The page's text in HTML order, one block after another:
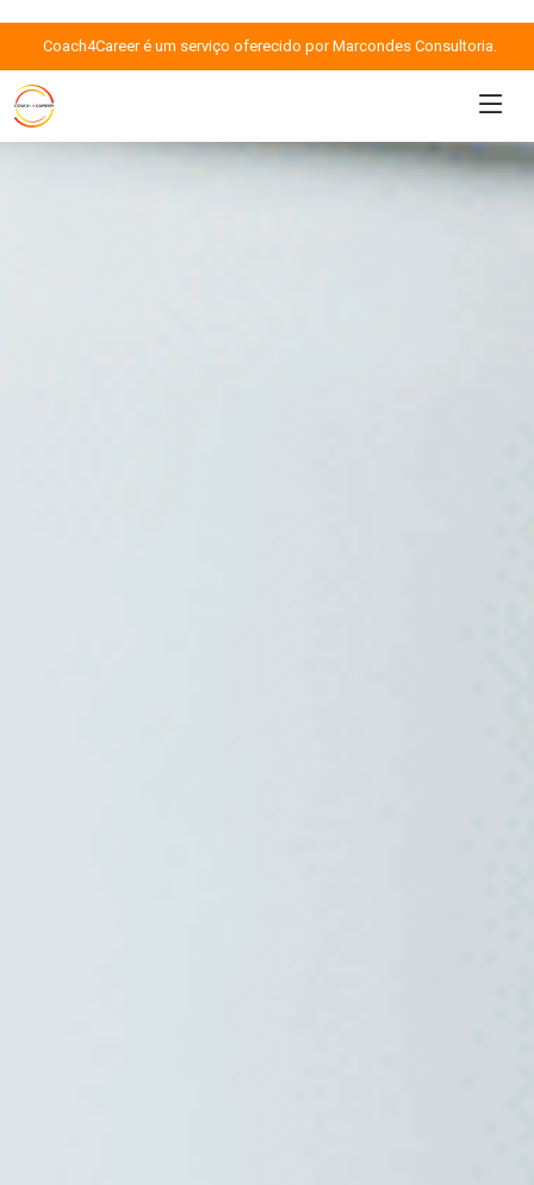
Coach4Career é um serviço oferecido por Marcondes Consultoria.